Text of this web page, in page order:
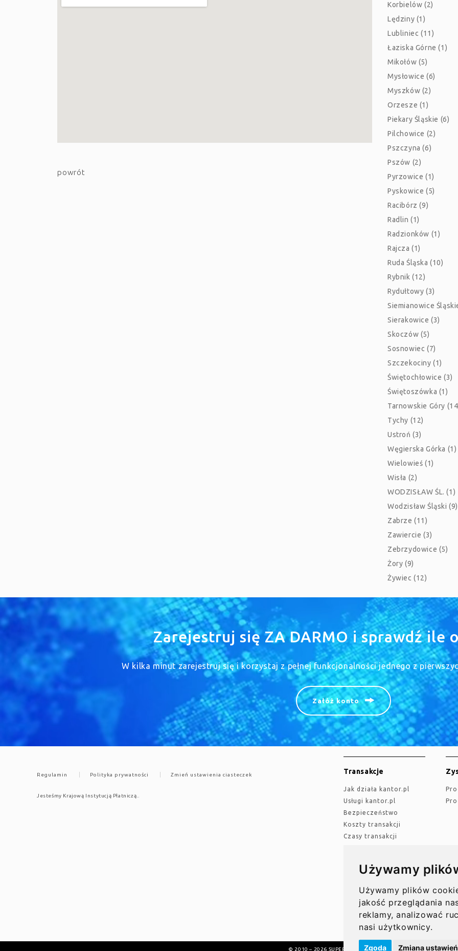
Używamy
Używamy plików
jakość przeglądania
reklamy, analizować
nasi użytkownicy.
Zgoda Zmiana ustawień
powrót
Korbielów (2)
Lędziny (1)
Lubliniec (11)
Łaziska Górne (1)
Mikołów (5)
Mysłowice (6)
Myszków (2)
Orzesze (1)
Piekary Śląskie (6)
Pilchowice (2)
Pszczyna (6)
Pszów (2)
Pyrzowice (1)
Pyskowice (5)
Racibórz (9)
Radlin (1)
Radzionków (1)
Rajcza (1)
Ruda Śląska (10)
Rybnik (12)
Rydułtowy (3)
Siemianowice
Sierakowice (3)
Skoczów (5)
Sosnowiec (7)
Szczekociny (1)
Świętochłowice (3)
Świętoszówka (1)
Tarnowskie Góry
Tychy (12)
Ustroń (3)
Węgierska Górka (1)
Wielowieś (1)
Wisła (2)
WODZISŁAW ŚL. (1)
Wodzisław Śląski (9)
Zabrze (11)
Zawiercie (3)
Zebrzydowice (5)
Żory (9)
Żywiec (12)
Zarejestruj się ZA DARMO i sprawdź ile
W kilka minut zarejestruj się i korzystaj z pełnej funkcjonalności jednego z
Załóż konto
Regulamin Polityka prywatności Zmień ustawienia ciasteczek
Jesteśmy Krajową Instytucją Płatniczą..
Transakcje
jak działa kantor.pl
Usługi kantor.pl
Bezpieczeństwo
Koszty transakcji
Czasy transakcji
Przelewy
Przelewy w Polsce
Rachunki bankowe
Koszty przelewów
Czasy przelewów
© 2010 – 2026 SUPER GRUPA PL Sp. z o.o.